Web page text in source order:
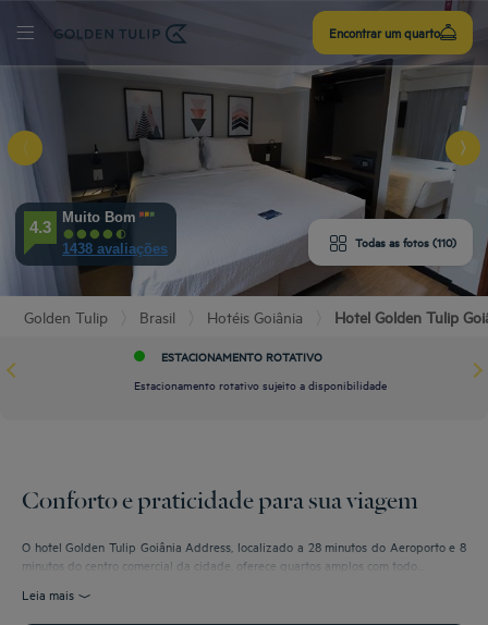
Encontrar um quarto
se
LOCALIZAÇÃO
Todas as fotos (110)
4.3
Muito Bom
1438 avaliações
Golden Tulip Brasil Hotéis Goiânia Hotel Golden Tulip
ESTACIONAMENTO ROTATIVO
Estacionamento rotativo sujeito a disponibilidade
Conforto e praticidade para sua viagem
O hotel Golden Tulip Goiânia Address, localizado a 28 minutos do Aeroporto e 8
minutos do centro comercial da cidade, oferece quartos amplos com todo...
Leia mais